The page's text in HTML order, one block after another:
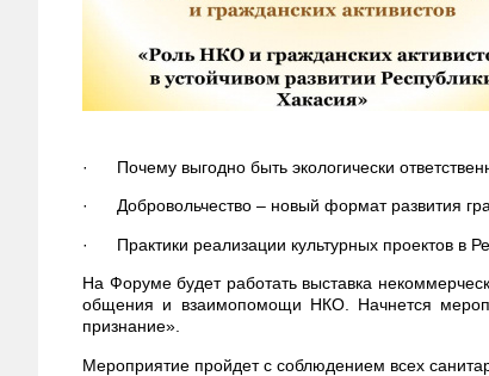
· Почему выгодно быть экологически
· Добровольчество – новый формат развития
· Практики реализации культурных проектов в
На Форуме будет работать выставка
общения и взаимопомощи НКО. Начнется
признание».
Мероприятие пройдет с соблюдением всех